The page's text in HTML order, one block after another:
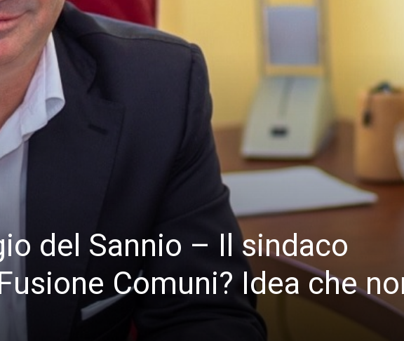
del Sannio – Il sindaco
Comuni? Idea che